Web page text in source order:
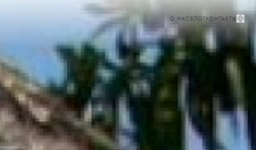
О НАС БЛОГКОНТАКТЫ